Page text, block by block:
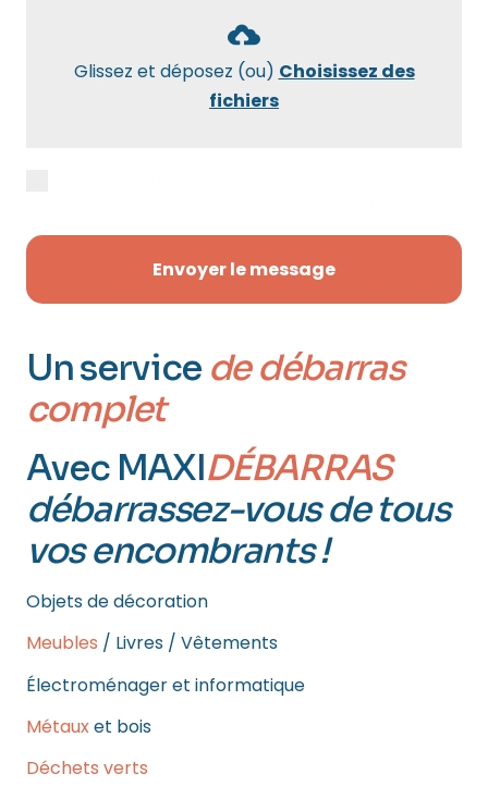
Glissez et déposez (ou) Choisissez des
fichiers
Envoyer le message
Un service de débarras
complet
Avec MAXIDÉBARRAS
débarrassez-vous de tous
vos encombrants !
Objets de décoration
Meubles / Livres / Vêtements
Électroménager et informatique
Métauxet bois
Déchets verts